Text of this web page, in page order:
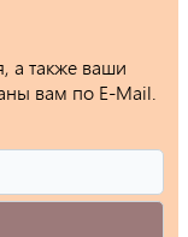
а также ваши
вам по E-Mail.